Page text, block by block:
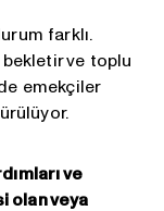
farklı.
ve toplu
emekçiler
ve
olan veya